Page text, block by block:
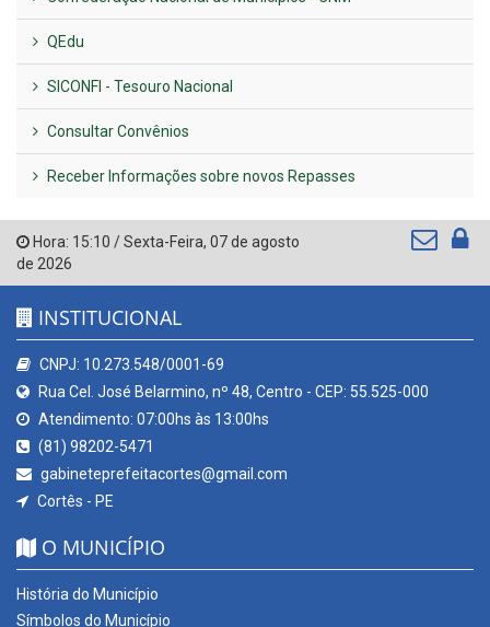
QEdu
SICONFI - Tesouro Nacional
Consultar Convênios
Receber Informações sobre novos Repasses
Hora: 15:10 /Sexta-Feira, 07 de agosto
de 2026
INSTITUCIONAL
CNPJ: 10.273.548/0001-69
Rua Cel. José Belarmino, nº 48, Centro - CEP: 55.525-000
Atendimento: 07:00hs às 13:00hs
(81) 98202-5471
gabineteprefeitacortes@gmail.com
Cortês - PE
O MUNICÍPIO
História do Município
Símbolos do Município